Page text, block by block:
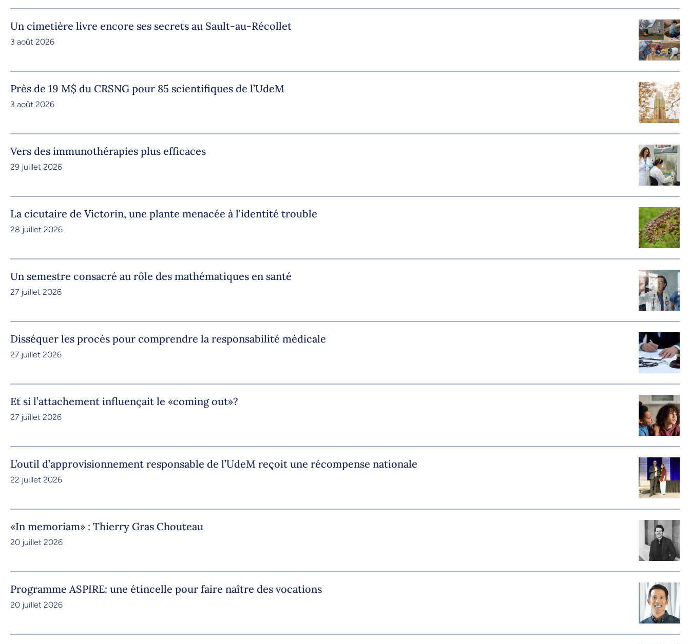
Un cimetière livre encore ses secrets au Sault-au-Récollet
3 août 2026
Près de 19 M$ du CRSNG pour 85 scientifiques de l’UdeM
3 août 2026
Vers des immunothérapies plus efficaces
29 juillet 2026
La cicutaire de Victorin, une plante menacée à l'identité trouble
28 juillet 2026
Un semestre consacré au rôle des mathématiques en santé
27 juillet 2026
Disséquer les procès pour comprendre la responsabilité médicale
27 juillet 2026
Et si l’attachement influençait le «coming out»?
27 juillet 2026
L’outil d’approvisionnement responsable de l’UdeM reçoit une récompense nationale
22 juillet 2026
«In memoriam» : Thierry Gras Chouteau
20 juillet 2026
Programme ASPIRE: une étincelle pour faire naître des vocations
20 juillet 2026